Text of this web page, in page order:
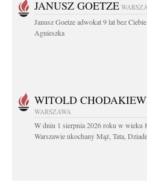
JANUSZ GOETZE
Janusz Goetze adwokat 9 lat bez
Agnieszka
WITOLD
WARSZAWA
W dniu 1 sierpnia 2026 roku w wieku
Warszawie ukochany Mąż, Tata,